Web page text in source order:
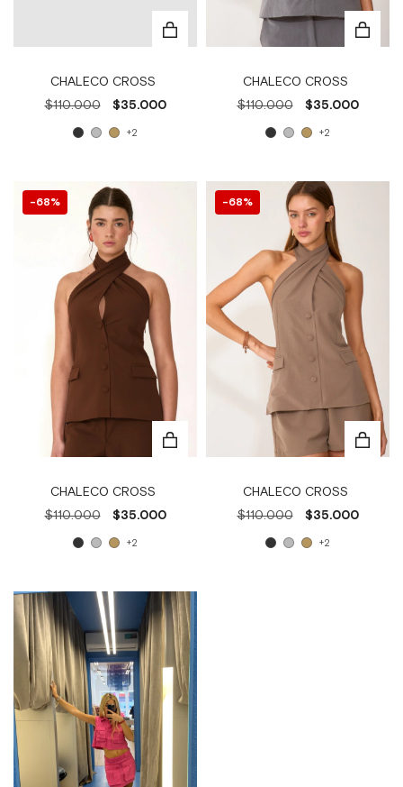
CHALECO CROSS
$110.000
$35.000
+2
CHALECO CROSS
$110.000
$35.000
+2
68%
CHALECO CROSS
$110.000
$35.000
+2
68%
CHALECO CROSS
$110.000
$35.000
+2